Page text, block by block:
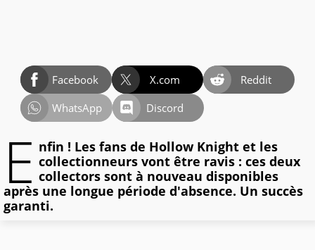
Facebook X.com
Reddit
WhatsApp
Discord
E nfin ! Les fans de Hollow Knight et les
collectionneurs vont être ravis : ces deux
collectors sont à nouveau disponibles
après une longue période d'absence. Un succès
garanti.